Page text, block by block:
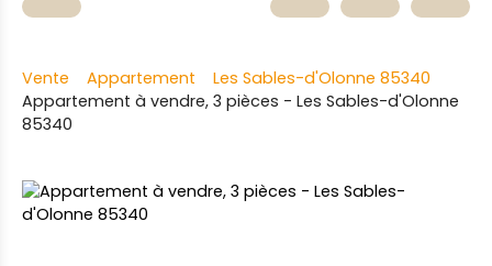
Vente Appartement
Les Sables-d'Olonne 85340
Appartement à vendre, 3 pièces - Les Sables-d'Olonne
85340